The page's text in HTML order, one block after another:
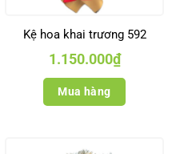
Kệ hoa khai trương 592
1.150.000₫
Mua hàng